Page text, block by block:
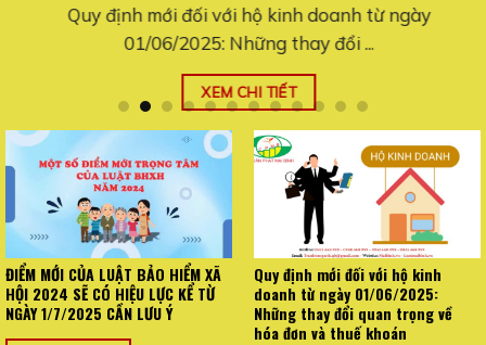
Quy định mới đối với hộ kinh doanh từ ngày
01/06/2025: Những thay đổi ...
XEM CHI TIẾT
ĐIỂM MỚI CỦA LUẬT BẢO HIỂM XÃ
HỘI 2024 SẼ CÓ HIỆU LỰC KỂ TỪ
NGÀY 1/7/2025 CẦN LƯU Ý
Quy định mới đối với hộ kinh
doanh từ ngày 01/06/2025:
Những thay đổi quan trọng về
hóa đơn và thuế khoán